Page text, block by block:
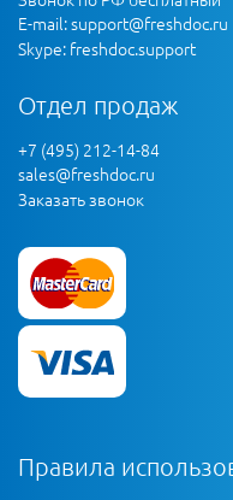
E-mail:support@freshdoc.ru
Skype: freshdoc.support
Отдел продаж
+7 (495) 212-14-84
sales@freshdoc.ru
Заказать звонок
Правила